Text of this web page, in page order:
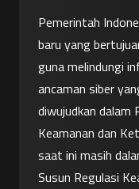
Pemerintah
baru yang
guna melindungi
ancaman siber
diwujudkan dalam
Keamanan dan
saat ini masih
Susun Regulasi